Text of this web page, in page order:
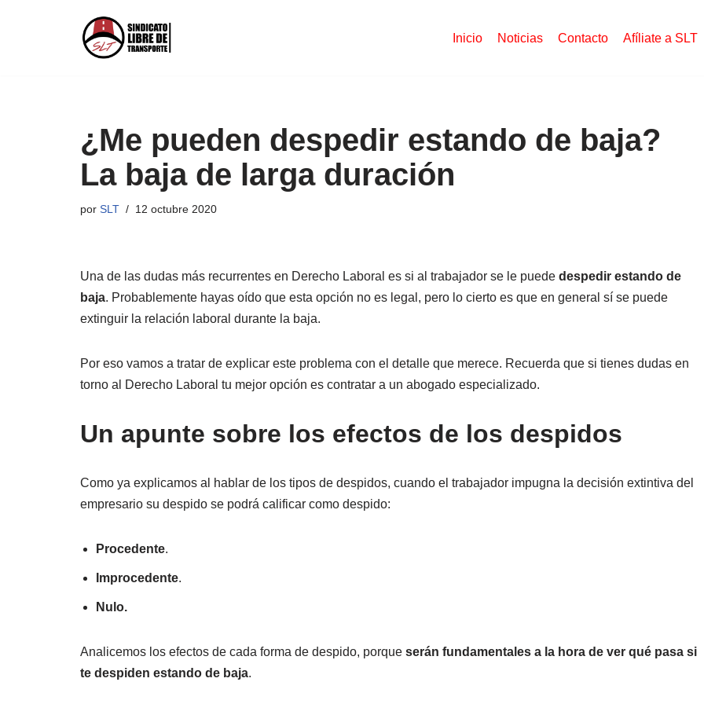
Inicio Noticias Contacto Afíliate a SLT
¿Me pueden despedir estando de baja?
La baja de larga duración
por SLT 12 octubre 2020
Una de las dudas más recurrentes en Derecho Laboral es si al trabajador se le puede despedir estando de
baja. Probablemente hayas oído que esta opción no es legal, pero lo cierto es que en general sí se puede
extinguir la relación laboral durante la baja.
Por eso vamos a tratar de explicar este problema con el detalle que merece. Recuerda que si tienes dudas en
torno al Derecho Laboral tu mejor opción es contratar a un abogado especializado.
Un apunte sobre los efectos de los despidos
Como ya explicamos al hablar de los tipos de despidos, cuando el trabajador impugna la decisión extintiva del
empresario su despido se podrá calificar como despido:
Procedente.
Improcedente.
Nulo.
Analicemos los efectos de cada forma de despido, porque serán fundamentales a la hora de ver qué pasa si
te despiden estando de baja.